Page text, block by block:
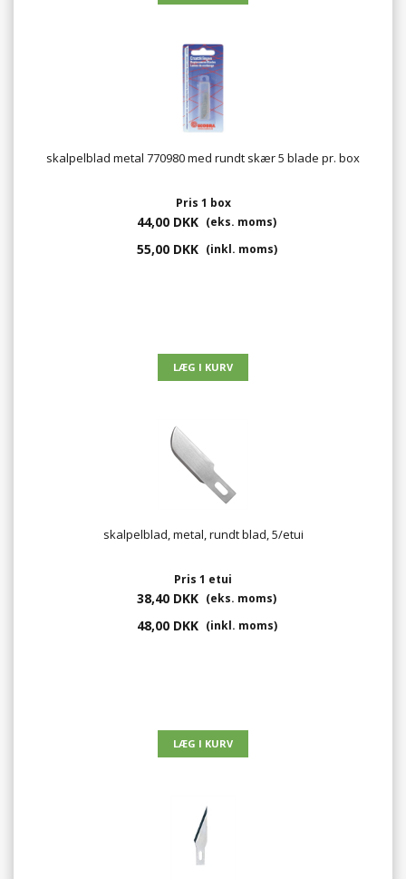
skalpelblad metal 770980 med rundt skær 5 blade pr. box
Pris 1 box
44,00 DKK (eks. moms)
55,00 DKK (inkl. moms)
skalpelblad, metal, rundt blad, 5/etui
Pris 1 etui
38,40 DKK (eks. moms)
48,00 DKK (inkl. moms)